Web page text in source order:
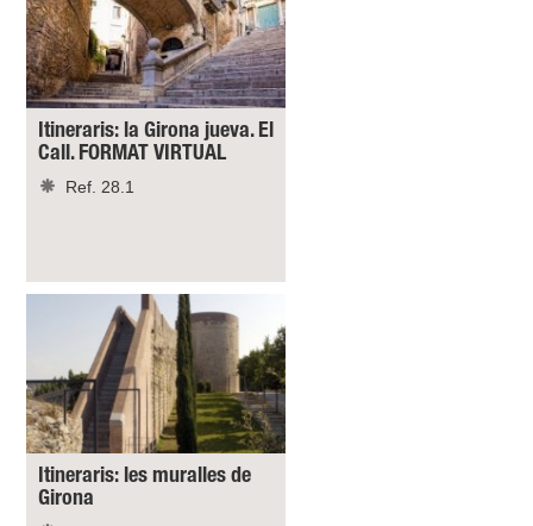
Itineraris: la Girona jueva. El
Call. FORMAT VIRTUAL
Ref. 28.1
Itineraris: les muralles de
Girona